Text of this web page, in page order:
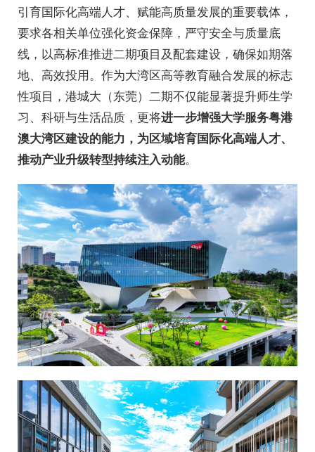
引育国际化高端人才、赋能高质量发展的重要载体，
要求各相关单位强化资金保障，严守安全与质量底
线，以高标准推进二期项目及配套建设，确保如期落
地、高效投用。作为大湾区高等教育融合发展的标志
性项目，港城大（东莞）二期不仅能显著提升师生学
习、科研与生活品质，更将进一步增强大学服务粤港
澳大湾区建设的能力，为区域培育国际化高端人才、
推动产业升级转型持续注入动能。